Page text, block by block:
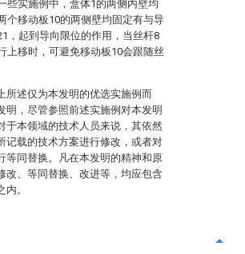
些实施例中，盒体1的两侧内壁均
个移动板10的两侧壁均固定有与导
，起到导向限位的作用，当丝杆8
上移时，可避免移动板10会跟随丝
所述仅为本发明的优选实施例而
明，尽管参照前述实施例对本发明
于本领域的技术人员来说，其依然
记载的技术方案进行修改，或者对
等同替换。凡在本发明的精神和原
改、等同替换、改进等，均应包含
。